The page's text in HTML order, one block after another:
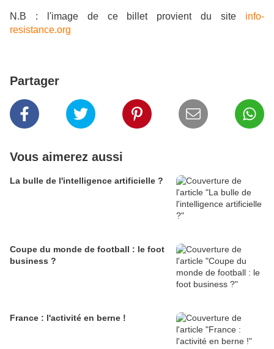
N.B : l'image de ce billet provient du site info-
resistance.org
Partager
Vous aimerez aussi
La bulle de l'intelligence artificielle ?
Coupe du monde de football : le foot
business ?
France : l'activité en berne !